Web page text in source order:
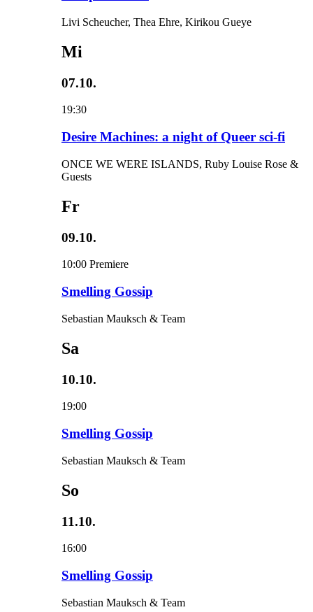
Livi Scheucher, Thea Ehre, Kirikou Gueye
Mi
07.10.
19:30
Desire Machines: a night of Queer sci-fi
ONCE WE WERE ISLANDS, Ruby Louise Rose &
Guests
Fr
09.10.
10:00 Premiere
Smelling Gossip
Sebastian Mauksch & Team
Sa
10.10.
19:00
Smelling Gossip
Sebastian Mauksch & Team
So
11.10.
16:00
Smelling Gossip
Sebastian Mauksch & Team